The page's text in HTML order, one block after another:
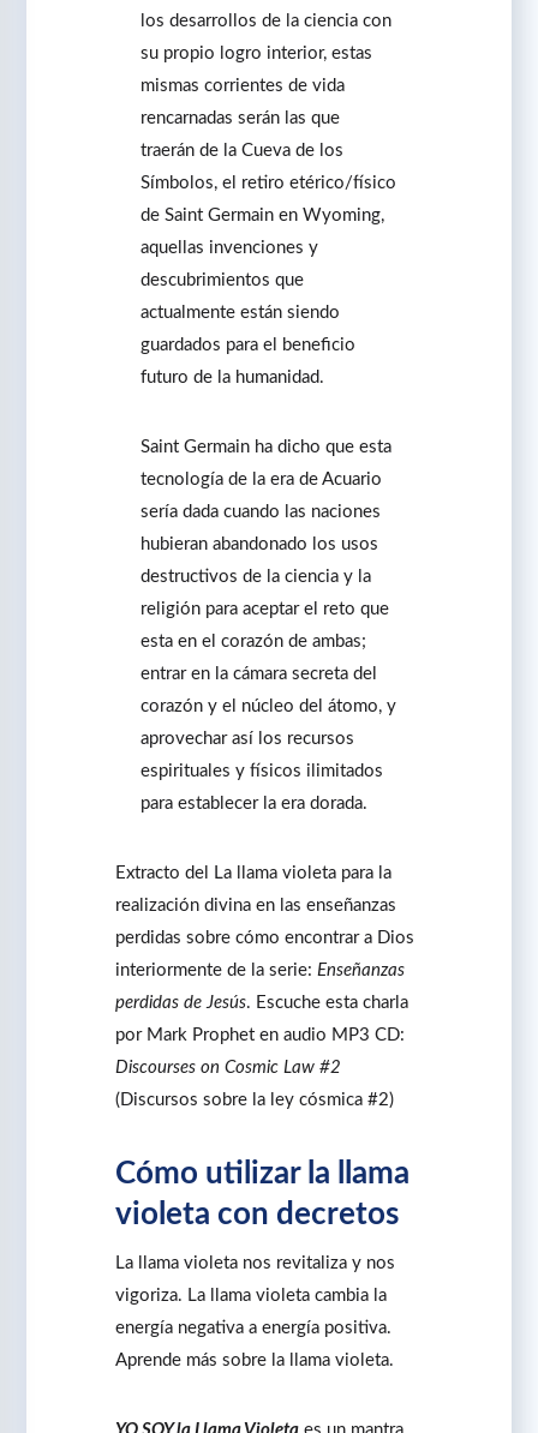
los desarrollos de la ciencia con
su propio logro interior, estas
mismas corrientes de vida
rencarnadas serán las que
traerán de la Cueva de los
Símbolos, el retiro etérico/físico
de Saint Germain en Wyoming,
aquellas invenciones y
descubrimientos que
actualmente están siendo
guardados para el beneficio
futuro de la humanidad.
Saint Germain ha dicho que esta
tecnología de la era de Acuario
sería dada cuando las naciones
hubieran abandonado los usos
destructivos de la ciencia y la
religión para aceptar el reto que
esta en el corazón de ambas;
entrar en la cámara secreta del
corazón y el núcleo del átomo, y
aprovechar así los recursos
espirituales y físicos ilimitados
para establecer la era dorada.
Extracto del La llama violeta para la
realización divina en las enseñanzas
perdidas sobre cómo encontrar a Dios
interiormente de la serie:Enseñanzas
perdidas de Jesús. Escuche esta charla
por Mark Prophet en audio MP3 CD:
Discourses on Cosmic Law #2
(Discursos sobre la ley cósmica #2)
Cómo utilizar la llama
violeta con decretos
La llama violeta nos revitaliza y nos
vigoriza. La llama violeta cambia la
energía negativa a energía positiva.
Aprende más sobre la llama violeta.